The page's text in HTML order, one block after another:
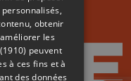
obtenir
les
peuvent
à ces fins et à
des données